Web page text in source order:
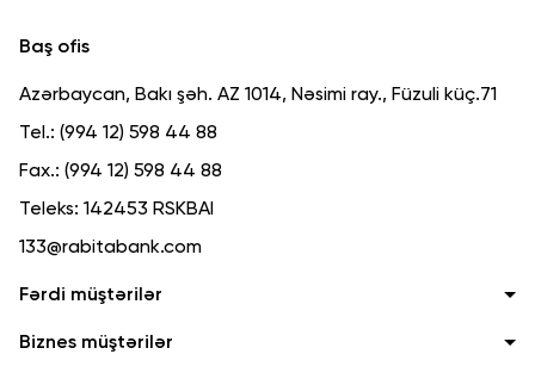
Fərdi müştərilər
Biznes müştərilər
Baş ofis
Azərbaycan, Bakı şəh. AZ 1014, Nəsimi ray., Füzuli küç.71
Tel.: (994 12) 598 44 88
Fax.: (994 12) 598 44 88
Teleks: 142453 RSKBAI
133@rabitabank.com